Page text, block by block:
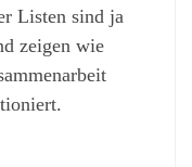
Listen sind ja
zeigen wie